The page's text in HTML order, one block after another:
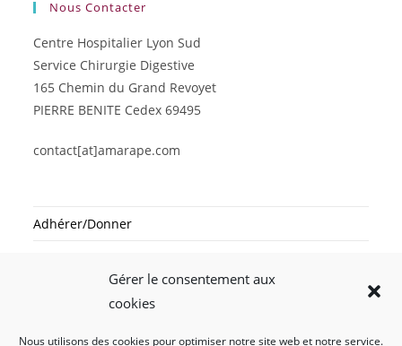
Gérer le consentement aux
cookies
Nous utilisons des cookies pour optimiser notre site web et notre service.
Nous Contacter
Centre Hospitalier Lyon Sud
Service Chirurgie Digestive
165 Chemin du Grand Revoyet
PIERRE BENITE Cedex 69495
contact[at]amarape.com
Adhérer/Donner